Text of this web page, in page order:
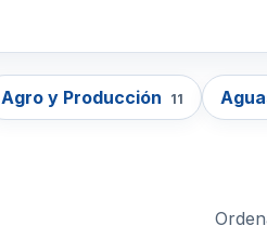
Agro y Producción 11